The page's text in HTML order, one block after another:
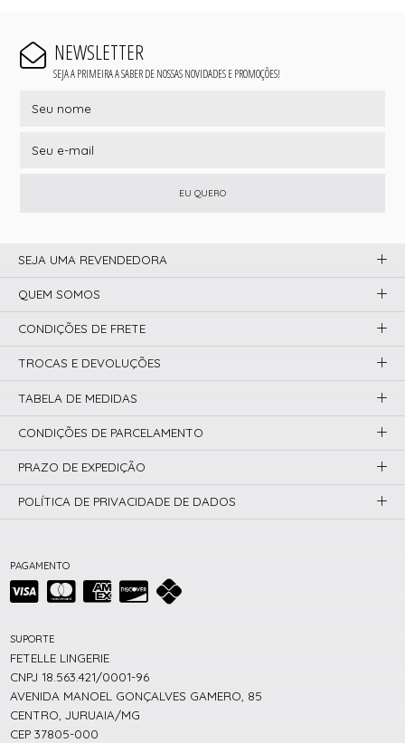
NEWSLETTER
SEJA A PRIMEIRA A SABER DE NOSSAS NOVIDADES E PROMOÇÕES!
EU QUERO
PAGAMENTO
SUPORTE
FETELLE LINGERIE
CNPJ 18.563.421/0001-96
AVENIDA MANOEL GONÇALVES GAMERO, 85
CENTRO, JURUAIA/MG
CEP 37805-000
SEJA UMA REVENDEDORA
QUEM SOMOS
CONDIÇÕES DE FRETE
TROCAS E DEVOLUÇÕES
TABELA DE MEDIDAS
CONDIÇÕES DE PARCELAMENTO
PRAZO DE EXPEDIÇÃO
POLÍTICA DE PRIVACIDADE DE DADOS